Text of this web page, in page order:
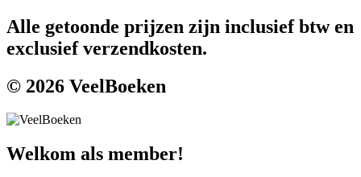
Alle getoonde prijzen zijn inclusief btw en
exclusief verzendkosten.
© 2026 VeelBoeken
Welkom als member!